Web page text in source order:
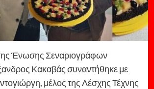
Ένωσης Σεναριογράφων
Κακαβάς συναντήθηκε με
μέλος της Λέσχης Τέχνης